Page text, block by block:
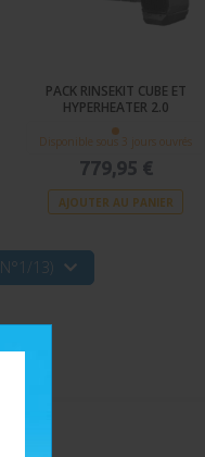
PACK RINSEKIT CUBE ET
HYPERHEATER 2.0
Disponible sous 3 jours ouvrés
779,95 €
AJOUTER AU PANIER
13)